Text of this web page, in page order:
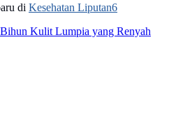
di Kesehatan Liputan6
Kulit Lumpia yang Renyah